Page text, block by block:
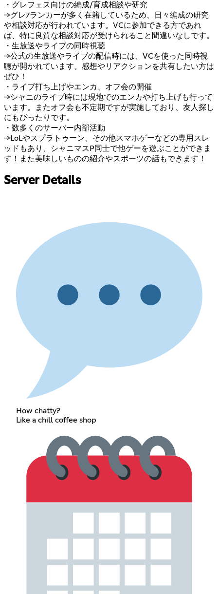
・グレフェス向けの編成/育成相談や研究
→グレ7ランカーが多く在籍しているため、日々編成の研究
や相談対応が行われています。VCに参加できる方であれ
ば、特に良質な相談対応が受けられること間違いなしです。
・生放送やライブの同時視聴
→公式の生放送やライブの配信時には、VCを使った同時視
聴が開かれています。感想やリアクションを共有したい方は
ぜひ！
・ライブ打ち上げやエンカ、オフ会の開催
→シャニのライブ時には現地でのエンカや打ち上げも行って
います。またオフ会も不定期ですが実施しており、友人探し
にもぴったりです。
・数多くのサーバー内部活動
→LoLやスプラトゥーン、その他スマホゲーなどの専用スレ
ッドもあり、シャニマスP同士で他ゲーを遊ぶことができま
す！また美味しいものの紹介やスポーツの話もできます！
Server Details
How chatty?
Like a chill coffee shop